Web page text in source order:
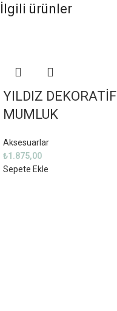
İlgili ürünler
YILDIZ DEKORATİF
MUMLUK
Aksesuarlar
₺1.875,00
Sepete Ekle